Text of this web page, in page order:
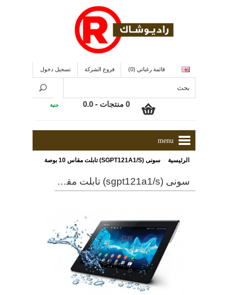
قائمة رغباتي (0) فروع الشركة تسجيل دخول
0 منتجات - 0.0 جنية
menu
الرئيسية سونى (SGPT121A1/S) تابلت مقاس 10 بوصة
سونى (sgpt121a1/s) تابلت مقاس 10 بوصة